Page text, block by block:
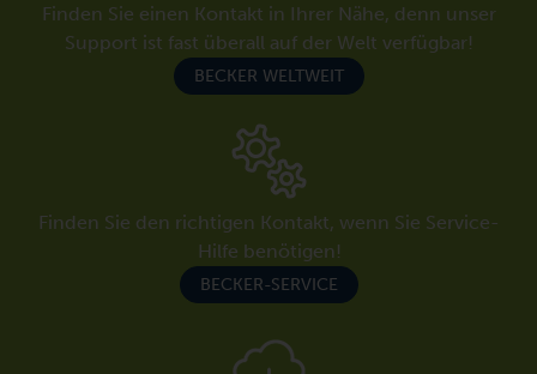
Finden Sie einen Kontakt in Ihrer Nähe, denn unser
Support ist fast überall auf der Welt verfügbar!
BECKER WELTWEIT
Finden Sie den richtigen Kontakt, wenn Sie Service-
Hilfe benötigen!
BECKER-SERVICE